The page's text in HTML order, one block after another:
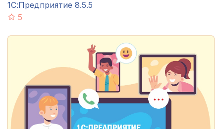
1С:Предприятие 8.5.5
5